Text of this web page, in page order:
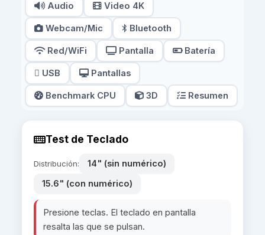
Audio Video 4K
Webcam/Mic Bluetooth
Red/WiFi Pantalla Batería
USB Pantallas
Benchmark CPU 3D Resumen
Test de Teclado
Distribución:
14" (sin numérico)
15.6" (con numérico)
Presione teclas. El teclado en pantalla
resalta las que se pulsan.